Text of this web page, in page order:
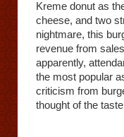
Kreme donut as
cheese, and two
nightmare, this
revenue from
apparently,
the most popular
criticism from
thought of the